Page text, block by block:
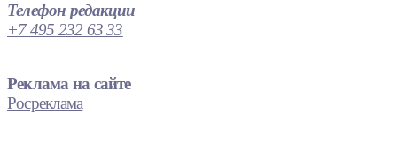
Телефон редакции
+7 495 232 63 33
Реклама на сайте
Росреклама